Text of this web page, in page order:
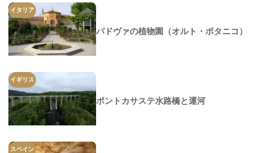
イタリア
パドヴァの植物園（オルト・ボタニコ）
イギリス
ポントカサステ水路橋と運河
スペイン